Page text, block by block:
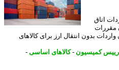
انتقال ارز برای کالاهای
کمیسیون-کالاهای اساسی-